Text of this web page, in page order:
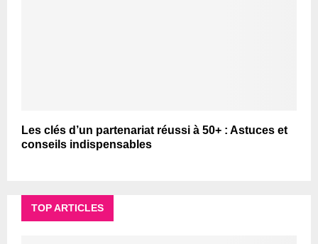
Les clés d’un partenariat réussi à 50+ : Astuces et
conseils indispensables
TOP ARTICLES